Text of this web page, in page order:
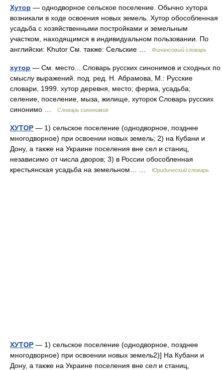
Хутор — однодворное сельское поселение. Обычно хутора
возникали в ходе освоения новых земель. Хутор обособленная
усадьба с хозяйственными постройками и земельным
участком, находящимся в индивидуальном пользовании. По
английски: Khutor См. также: Сельские …
Финансовый словарь
хутор — См. место... Словарь русских синонимов и сходных по
смыслу выражений. под. ред. Н. Абрамова, М.: Русские
словари, 1999. хутор деревня, место; ферма, усадьба;
селение, поселение, мыза, жилище, хуторок Словарь русских
синонимо …
Словарь синонимов
ХУТОР — 1) сельское поселение (однодворное, позднее
многодворное) при освоении новых земель; 2) на Кубани и
Дону, а также на Украине поселения вне сел и станиц,
независимо от числа дворов; 3) в России обособленная
крестьянская усадьба на земельном… …
Юридический словарь
ХУТОР — 1) сельское поселение (однодворное, позднее
многодворное) при освоении новых земель2)] На Кубани и
Дону, а также на Украине поселения вне сел и станиц,